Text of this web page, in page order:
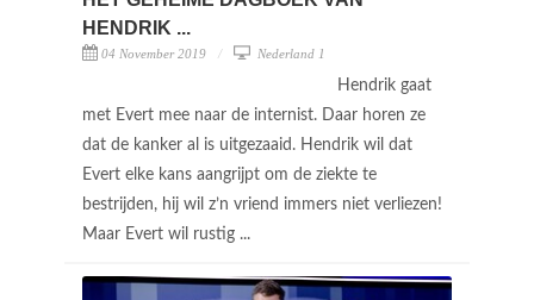
HENDRIK ...
04 November 2019 Nederland 1
Hendrik gaat
met Evert mee naar de internist. Daar horen ze
dat de kanker al is uitgezaaid. Hendrik wil dat
Evert elke kans aangrijpt om de ziekte te
bestrijden, hij wil z’n vriend immers niet verliezen!
Maar Evert wil rustig ...